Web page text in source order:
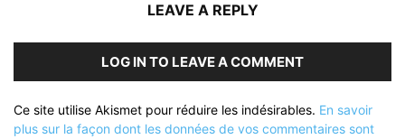
LEAVE A REPLY
LOG IN TO LEAVE A COMMENT
Ce site utilise Akismet pour réduire les indésirables. En savoir
plus sur la façon dont les données de vos commentaires sont